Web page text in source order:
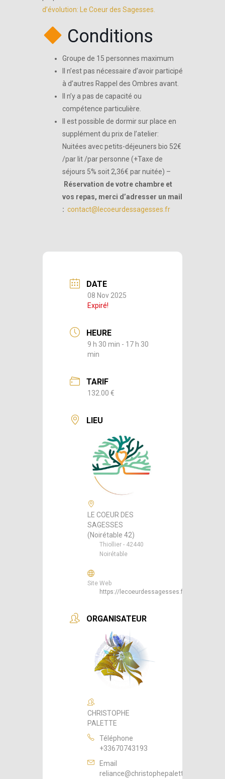
d’évolution: Le Coeur des Sagesses.
Conditions
Groupe de 15 personnes maximum
Il n’est pas nécessaire d’avoir participé
à d’autres Rappel des Ombres avant.
Il n’y a pas de capacité ou
compétence particulière.
Il est possible de dormir sur place en
supplément du prix de l’atelier:
Nuitées avec petits-déjeuners bio 52€
/par lit /par personne (+Taxe de
séjours 5% soit 2,36€ par nuitée) –
Réservation de votre chambre et
vos repas, merci d’adresser un mail
: contact@lecoeurdessagesses.fr
DATE
08 Nov 2025
Expiré!
HEURE
9 h 30 min - 17 h 30
min
TARIF
132.00 €
LIEU
LE COEUR DES
SAGESSES
(Noirétable 42)
Thiollier - 42440
Noirétable
Site Web
https://lecoeurdessagesses.fr/
ORGANISATEUR
CHRISTOPHE
PALETTE
Téléphone
+33670743193
Email
reliance@christophepalette.fr